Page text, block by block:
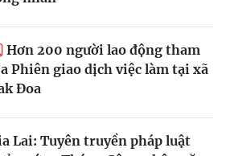
Hơn 200 người lao động tham
Phiên giao dịch việc làm tại xã
Đoa
Lai: Tuyên truyền pháp luật